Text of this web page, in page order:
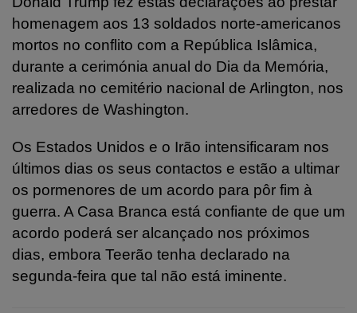
homenagem aos 13 soldados norte-americanos
mortos no conflito com a República Islâmica,
durante a cerimónia anual do Dia da Memória,
realizada no cemitério nacional de Arlington, nos
arredores de Washington.
Os Estados Unidos e o Irão intensificaram nos
últimos dias os seus contactos e estão a ultimar
os pormenores de um acordo para pôr fim à
guerra. A Casa Branca está confiante de que um
acordo poderá ser alcançado nos próximos
dias, embora Teerão tenha declarado na
segunda-feira que tal não está iminente.